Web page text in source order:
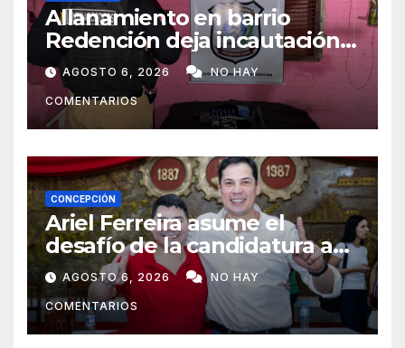
Allanamiento en barrio
Redención deja incautación
de presunta cocaína tipo
crack en Concepción
AGOSTO 6, 2026 NO HAY
COMENTARIOS
CONCEPCIÓN
Ariel Ferreira asume el
desafío de la candidatura a
concejal tras la renuncia de
Lourdes Carduz
AGOSTO 6, 2026 NO HAY
COMENTARIOS